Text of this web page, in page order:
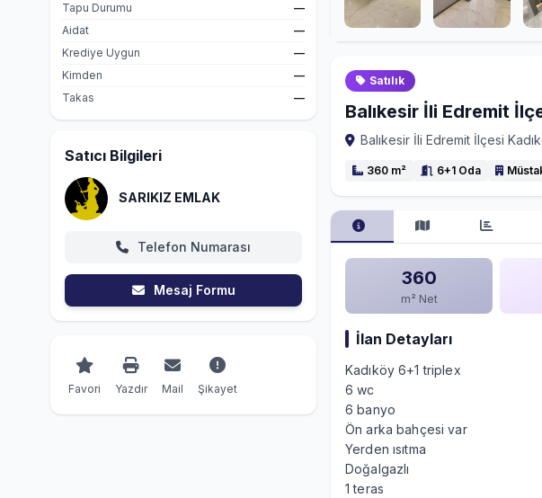
Tapu Durumu
—
Aidat
—
Krediye Uygun
—
Kimden
—
Takas
—
Satıcı Bilgileri
SARIKIZ EMLAK
Telefon Numarası
Mesaj Formu
Favori Yazdır Mail Şikayet
Satılık
Balıkesir İli Edremit
Balıkesir İli Edremit İlçesi
360 m² 6+1 Oda
360
m² Net
İlan Detayları
Kadıköy 6+1 triplex
6 wc
6 banyo
Ön arka bahçesi var
Yerden ısıtma
Doğalgazlı
1 teras